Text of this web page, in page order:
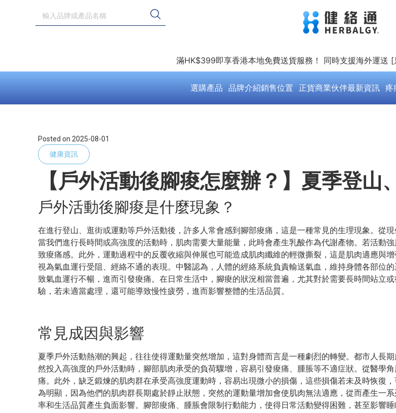
滿HK$399即享香港本地免費送貨服務！ 同時支援海外運送
選購產品 品牌介紹銷售位置 正貨商業伙伴最新資訊 疼
Posted on 2025-08-01
健康資訊
【戶外活動後腳痠怎麼辦？】夏季登
戶外活動後腳痠是什麼現象？
在進行登山、逛街或運動等戶外活動後，許多人常會感到腳部痠痛，這是一種常見的生理現象。從
當我們進行長時間或高強度的活動時，肌肉需要大量能量，此時會產生乳酸作為代謝產物。若活動
致痠痛感。此外，運動過程中的反覆收縮與伸展也可能造成肌肉纖維的輕微撕裂，這是肌肉適應與
視為氣血運行受阻、經絡不通的表現。中醫認為，人體的經絡系統負責輸送氣血，維持身體各部位
致氣血運行不暢，進而引發痠痛。在日常生活中，腳痠的狀況相當普遍，尤其對於需要長時間站立
驗，若未適當處理，還可能導致慢性疲勞，進而影響整體的生活品質。
常見成因與影響
夏季戶外活動熱潮的興起，往往使得運動量突然增加，這對身體而言是一種劇烈的轉變。都市人長
然投入高強度的戶外活動時，腳部肌肉承受的負荷驟增，容易引發痠痛、腫脹等不適症狀。從醫學
痛。此外，缺乏鍛煉的肌肉群在承受高強度運動時，容易出現微小的損傷，這些損傷若未及時恢復
為明顯，因為他們的肌肉群長期處於靜止狀態，突然的運動量增加會使肌肉無法適應，從而產生一
率和生活品質產生負面影響。腳部痠痛、腫脹會限制行動能力，使得日常活動變得困難，甚至影響睡